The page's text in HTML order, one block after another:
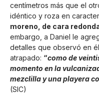
centímetros más que el
idéntico y roza en
moreno, de cara
embargo, a Daniel le
detalles que observó en
atrapado: “como de
momento en la
mezclilla y una playera
(SIC)